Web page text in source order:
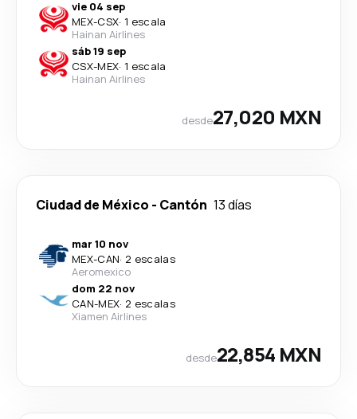
vie 04 sep
MEX-CSX· 1 escala
Hainan Airlines
sáb 19 sep
CSX-MEX· 1 escala
Hainan Airlines
desde27,020 MXN
Ciudad de México - Cantón 13 días
mar 10 nov
MEX-CAN· 2 escalas
Aeromexico
dom 22 nov
CAN-MEX· 2 escalas
Xiamen Airlines
desde22,854 MXN